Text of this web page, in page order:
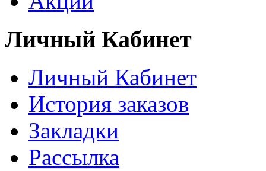
Личный Кабинет
Личный Кабинет
История заказов
Закладки
Рассылка